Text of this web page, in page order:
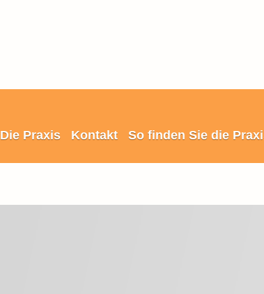
Die Praxis Kontakt So finden Sie die